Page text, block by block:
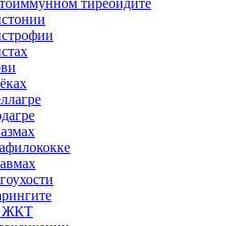
тиреоидите
ЖКТ